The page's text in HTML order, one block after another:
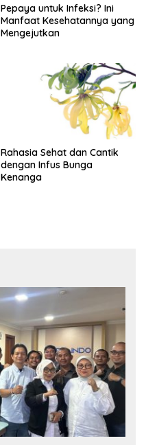
Pepaya untuk Infeksi? Ini
Manfaat Kesehatannya yang
Mengejutkan
Rahasia Sehat dan Cantik
dengan Infus Bunga
Kenanga